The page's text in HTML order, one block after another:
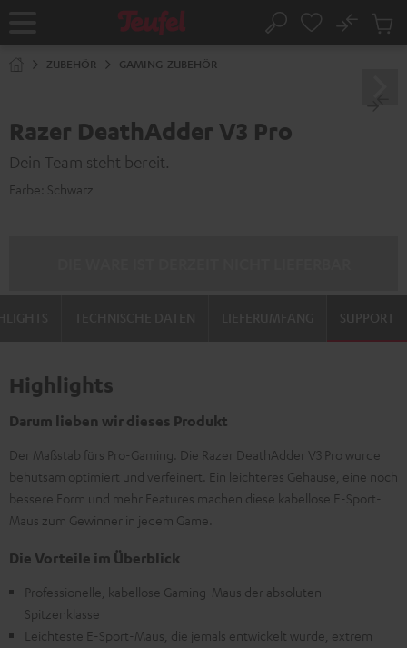
Startseite Suche
No
ZUBEHÖR GAMING-ZUBEHÖR
Razer DeathAdder V3 Pro
Dein Team steht bereit.
Farbe: Schwarz
SUPPORT
Highlights
Darum lieben wir dieses Produkt
Der Maßstab fürs Pro-Gaming. Die Razer DeathAdder V3 Pro wurde
behutsam optimiert und verfeinert. Ein leichteres Gehäuse, eine noch
bessere Form und mehr Features machen diese kabellose E-Sport-
Maus zum Gewinner in jedem Game.
Die Vorteile im Überblick
Professionelle, kabellose Gaming-Maus der absoluten
Spitzenklasse
Leichteste E-Sport-Maus, die jemals entwickelt wurde, extrem